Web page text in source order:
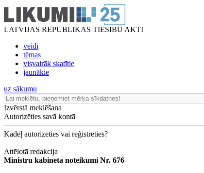
LATVIJAS REPUBLIKAS TIESĪBU AKTI
veidi
tēmas
visvairāk skatītie
jaunākie
uz sākumu
Izvērstā meklēšana
Autorizēties savā kontā
Kādēļ autorizēties vai reģistrēties?
Attēlotā redakcija
Ministru kabineta noteikumi Nr. 676